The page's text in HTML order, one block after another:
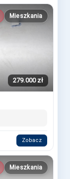
Mieszkania
279.000 zł
Zobacz
Mieszkania